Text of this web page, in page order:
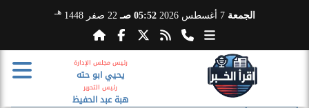
الجمعة 7 أغسطس 2026 05:52 صـ 22 صفر 1448 هـ
رئيس مجلس الإدارة
يحيي ابو حته
رئيس التحرير
هبة عبد الحفيظ